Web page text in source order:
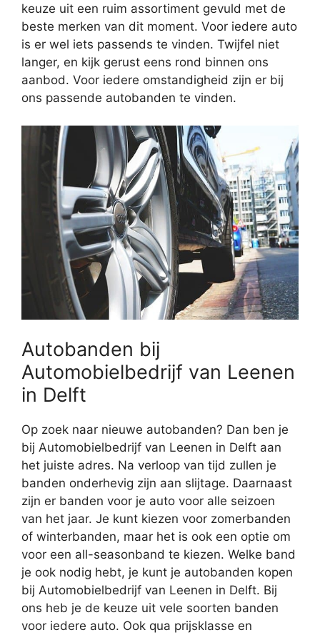
keuze uit een ruim assortiment gevuld met de
beste merken van dit moment. Voor iedere auto
is er wel iets passends te vinden. Twijfel niet
langer, en kijk gerust eens rond binnen ons
aanbod. Voor iedere omstandigheid zijn er bij
ons passende autobanden te vinden.
Autobanden bij
Automobielbedrijf van Leenen
in Delft
Op zoek naar nieuwe autobanden? Dan ben je
bij Automobielbedrijf van Leenen in Delft aan
het juiste adres. Na verloop van tijd zullen je
banden onderhevig zijn aan slijtage. Daarnaast
zijn er banden voor je auto voor alle seizoen
van het jaar. Je kunt kiezen voor zomerbanden
of winterbanden, maar het is ook een optie om
voor een all-seasonband te kiezen. Welke band
je ook nodig hebt, je kunt je autobanden kopen
bij Automobielbedrijf van Leenen in Delft. Bij
ons heb je de keuze uit vele soorten banden
voor iedere auto. Ook qua prijsklasse en